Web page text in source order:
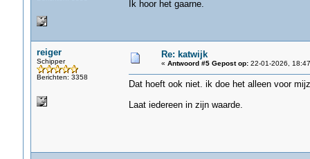
Ik hoor het gaarne.
reiger
Schipper
Berichten: 3358
Re: katwijk
« Antwoord #5 Gepost op:22-01-2026,
Dat hoeft ook niet. ik doe het alleen voor
Laat iedereen in zijn waarde.